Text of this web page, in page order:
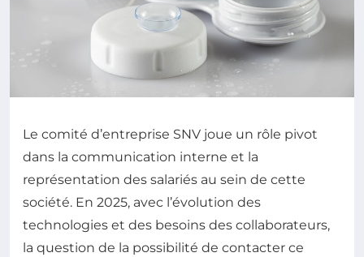
Le comité d’entreprise SNV joue un rôle pivot
dans la communication interne et la
représentation des salariés au sein de cette
société. En 2025, avec l’évolution des
technologies et des besoins des collaborateurs,
la question de la possibilité de contacter ce